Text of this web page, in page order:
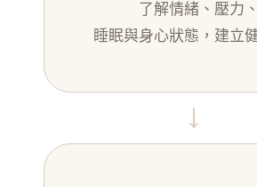
了解情緒、壓力、
睡眠與身心狀態，建立
→